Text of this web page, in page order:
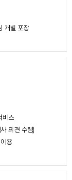
개별 포장
비스
의견 수렴)
용